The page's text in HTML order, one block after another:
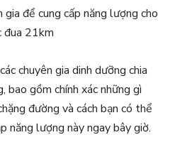
chuyên gia dinh dưỡng chia
gồm chính xác những gì
đường và cách bạn có thể
năng lượng này ngay bây giờ.